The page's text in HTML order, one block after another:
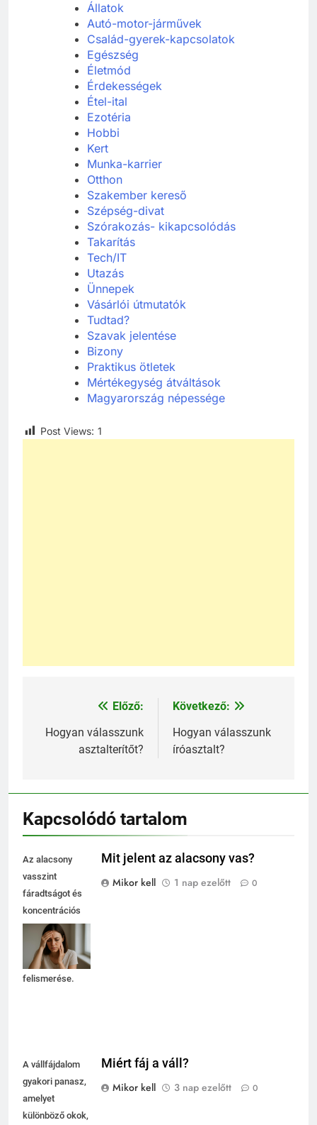
Állatok
Autó-motor-járművek
Család-gyerek-kapcsolatok
Egészség
Életmód
Érdekességek
Étel-ital
Ezotéria
Hobbi
Kert
Munka-karrier
Otthon
Szakember kereső
Szépség-divat
Szórakozás- kikapcsolódás
Takarítás
Tech/IT
Utazás
Ünnepek
Vásárlói útmutatók
Tudtad?
Szavak jelentése
Bizony
Praktikus ötletek
Mértékegység átváltások
Magyarország népessége
Post Views: 1
Bejegyzés
navigáció
Előző:
Hogyan válasszunk
asztalterítőt?
Következő:
Hogyan válasszunk
íróasztalt?
Kapcsolódó tartalom
Az alacsony
vasszint
fáradtságot és
koncentrációs
nehézségeket
okozhat, ezért
fontos a tünetek
felismerése.
Mit jelent az alacsony vas?
Mikor kell
1 nap ezelőtt 0
A vállfájdalom
gyakori panasz,
amelyet
különböző okok,
Miért fáj a váll?
Mikor kell
3 nap ezelőtt 0